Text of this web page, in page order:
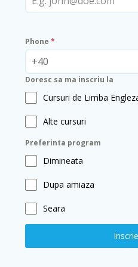
Phone *
Doresc sa ma inscriu la
Cursuri de Limba
Alte cursuri
Preferinta program
Dimineata
Dupa amiaza
Seara